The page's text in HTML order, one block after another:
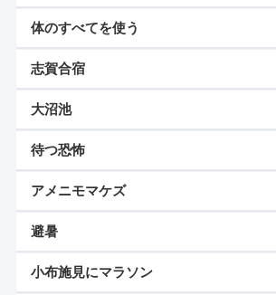
体のすべてを使う
志賀合宿
大沼池
待つ恐怖
アメニモマケズ
避暑
小布施見にマラソン